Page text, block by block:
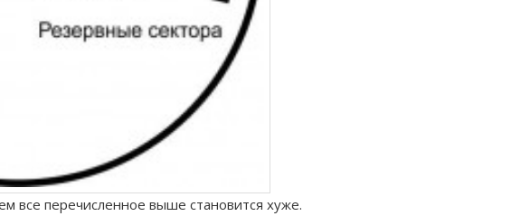
все перечисленное выше становится хуже.